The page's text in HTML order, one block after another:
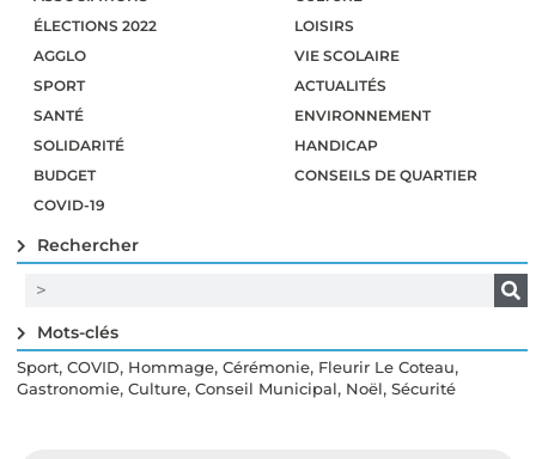
ÉLECTIONS 2022
AGGLO
SPORT
SANTÉ
SOLIDARITÉ
BUDGET
COVID-19
LOISIRS
VIE SCOLAIRE
ACTUALITÉS
ENVIRONNEMENT
HANDICAP
CONSEILS DE QUARTIER
Rechercher
Mots-clés
Sport, COVID, Hommage, Cérémonie, Fleurir Le Coteau,
Gastronomie, Culture, Conseil Municipal, Noël, Sécurité